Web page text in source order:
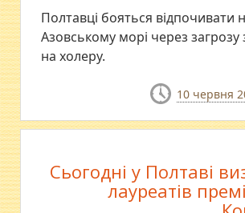
Полтавці бояться відпочивати
Азовському морі через загрозу
на холеру.
10 червня
Сьогодні у Полтаві
лауреатів